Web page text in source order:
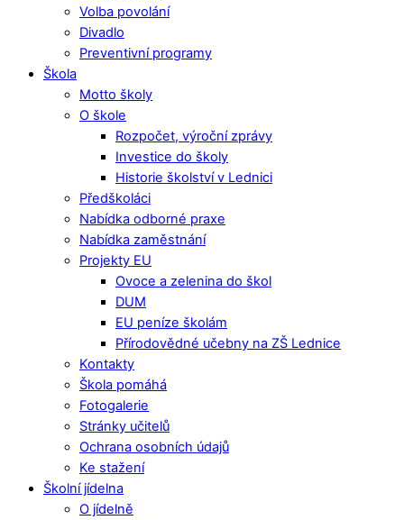
Volba povolání
Divadlo
Preventivní programy
Škola
Motto školy
O škole
Rozpočet, výroční zprávy
Investice do školy
Historie školství v Lednici
Předškoláci
Nabídka odborné praxe
Nabídka zaměstnání
Projekty EU
Ovoce a zelenina do škol
DUM
EU peníze školám
Přírodovědné učebny na ZŠ Lednice
Kontakty
Škola pomáhá
Fotogalerie
Stránky učitelů
Ochrana osobních údajů
Ke stažení
Školní jídelna
O jídelně